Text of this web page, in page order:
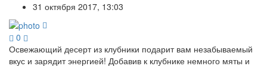
31 октября 2017, 13:03
0
Освежающий десерт из клубники подарит вам незабываемый
вкус и зарядит энергией! Добавив к клубнике немного мяты и